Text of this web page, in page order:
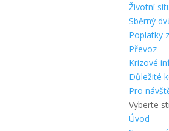
Životní
Sběrný
Poplatky
Převoz
Krizové
Důležité
Pro
Vyberte
Úvod